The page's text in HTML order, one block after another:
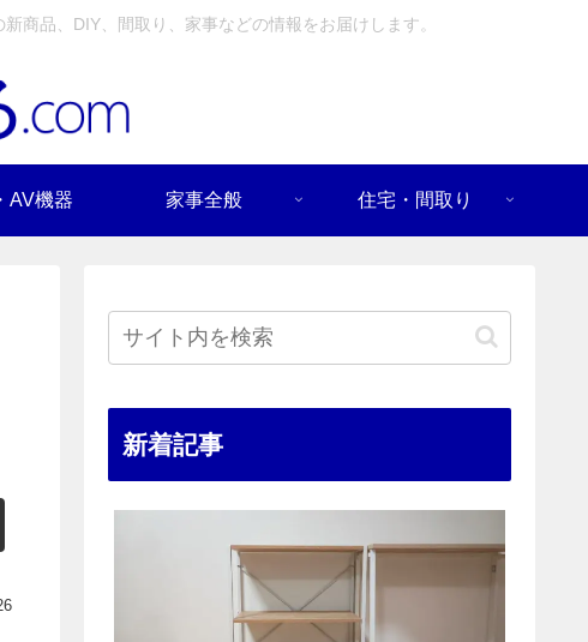
商品、DIY、間取り、家事などの情報をお届けします。
AV機器 家事全般 住宅・間取り
新着記事